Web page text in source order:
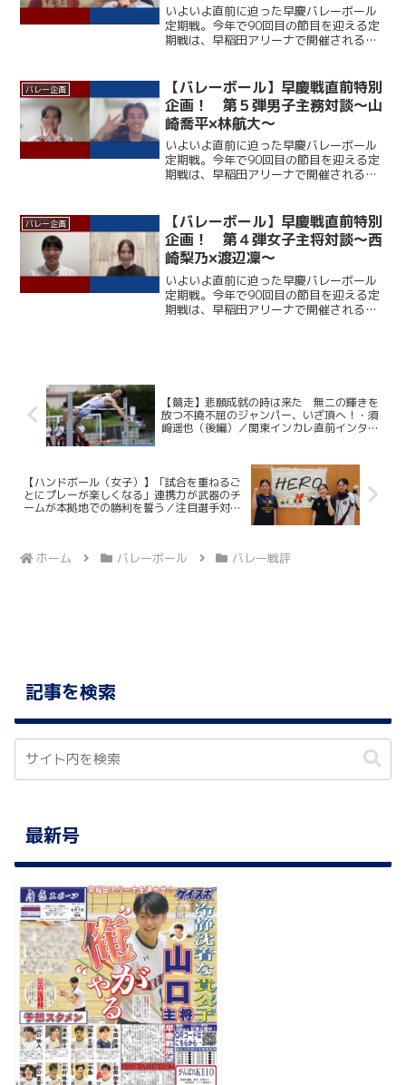
いよいよ直前に迫った早慶バレーボール
定期戦。今年で90回目の節目を迎える定
期戦は、早稲田アリーナで開催される。
ており、打倒・ワセダに向けて勢いに乗
っている。一方の早大...
バレー企画
【バレーボール】早慶戦直前特別
企画！ 第５弾男子主務対談～山
崎喬平×林航大～
いよいよ直前に迫った早慶バレーボール
定期戦。今年で90回目の節目を迎える定
期戦は、早稲田アリーナで開催される。
ており、打倒・ワセダに向けて勢いに乗
っている。一方の早大...
バレー企画
【バレーボール】早慶戦直前特別
企画！ 第４弾女子主将対談～西
崎梨乃×渡辺凜～
いよいよ直前に迫った早慶バレーボール
定期戦。今年で90回目の節目を迎える定
期戦は、早稲田アリーナで開催される。
【競走】悲願成就の時は来た 無二の輝きを
放つ不撓不屈のジャンパー、いざ頂へ！・須
﨑遥也（後編）／関東インカレ直前インタビ
【ハンドボール（女子）】「試合を重ねるご
とにプレーが楽しくなる」連携力が武器のチ
ームが本拠地での勝利を誓う／注目選手対
ホーム バレーボール バレー戦評
記事を検索
最新号